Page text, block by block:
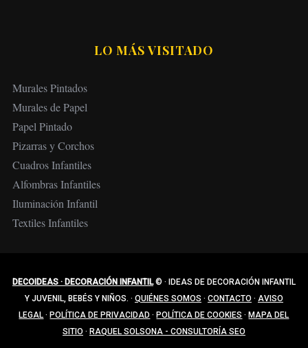
LO MÁS VISITADO
Murales Pintados
Murales de Papel
Papel Pintado
Pizarras y Corchos
Cuadros Infantiles
Alfombras Infantiles
Iluminación Infantil
Textiles Infantiles
DECOIDEAS · DECORACIÓN INFANTIL© ·
IDEAS DE DECORACIÓN INFANTIL
Y JUVENIL, BEBÉS Y NIÑOS. · QUIÉNES SOMOS · CONTACTO · AVISO
LEGAL · POLÍTICA DE PRIVACIDAD · POLÍTICA DE COOKIES · MAPA DEL
SITIO · RAQUEL SOLSONA - CONSULTORÍA SEO